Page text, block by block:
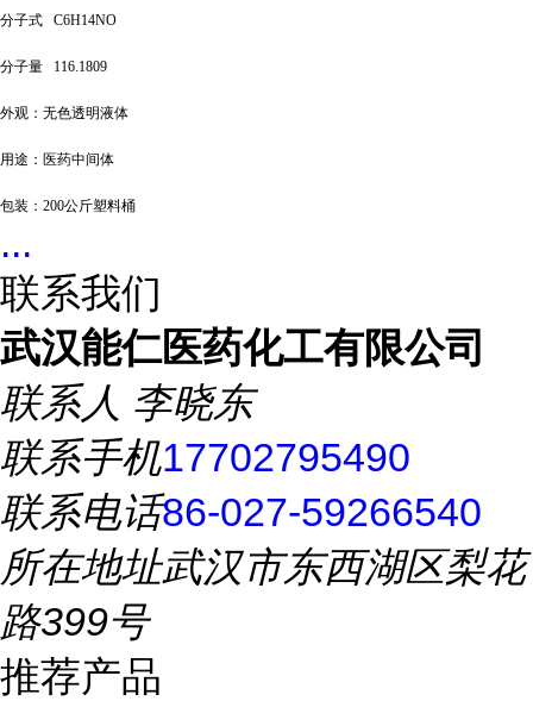
分子式 C6H14NO
分子量 116.1809
外观：无色透明液体
用途：医药中间体
包装： 200公斤塑料桶
...
联系我们
武汉能仁医药化工有限公司
联系人 李晓东
联系手机17702795490
联系电话86-027-59266540
所在地址武汉市东西湖区梨花
路399号
推荐产品